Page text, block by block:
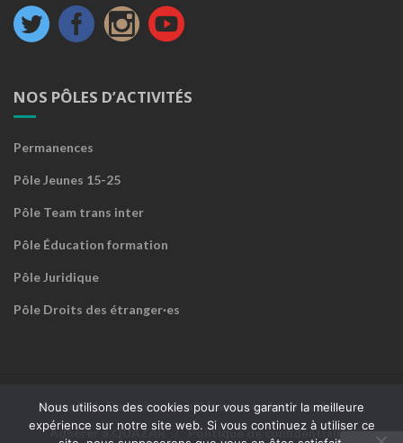
NOS PÔLES D’ACTIVITÉS
Permanences
Pôle Jeunes 15-25
Pôle Team trans inter
Pôle Éducation formation
Pôle Juridique
Pôle Droits des étranger·es
Accueil
Devenir sympathisant·e ou faire un don
Adhérer à QUAZAR
Politique de confidentialité
Nous utilisons des cookies pour vous garantir la meilleure
expérience sur notre site web. Si vous continuez à utiliser ce